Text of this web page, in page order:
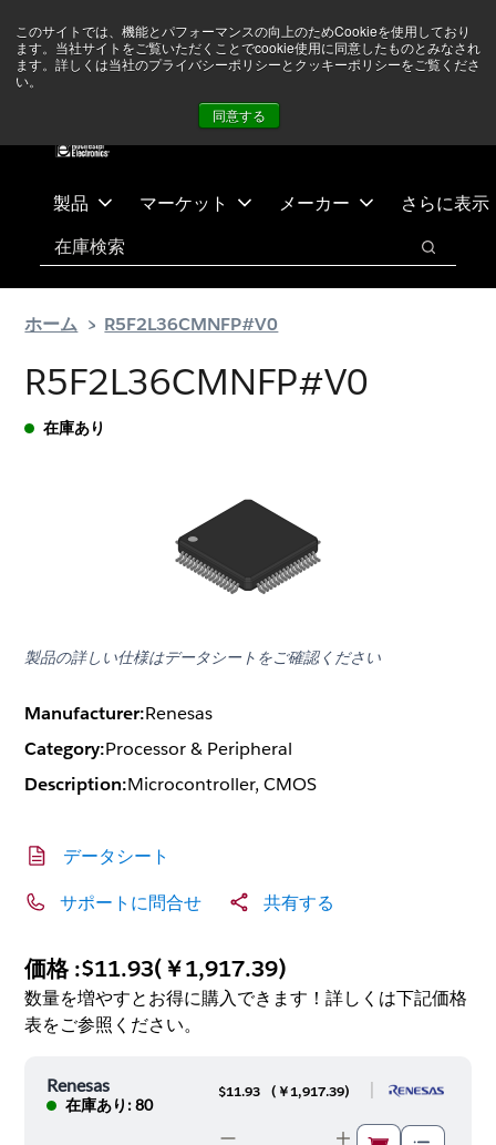
このサイトでは、機能とパフォーマンスの向上のためCookieを使用しており
ます。当社サイトをご覧いただくことでcookie使用に同意したものとみなされ
ます。詳しくは当社のプライバシーポリシーとクッキーポリシーをご覧くださ
い。
同意する
テ
ス
ありません 詳しい情報はこちら➜
製品 マーケット メーカー さらに表示
検索
検索
ホーム R5F2L36CMNFP#V0
R5F2L36CMNFP#V0
在庫あり
製品の詳しい仕様はデータシートをご確認ください
Manufacturer:Renesas
Category:Processor & Peripheral
Description:Microcontroller, CMOS
データシート
サポートに問合せ 共有する
価格 :$11.93(￥1,917.39)
数量を増やすとお得に購入できます！詳しくは下記価格
表をご参照ください。
Renesas
在庫あり: 80
$11.93 ( ￥1,917.39)